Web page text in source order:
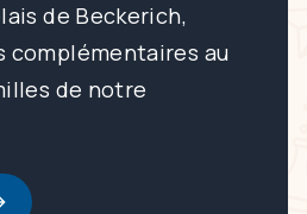
de Beckerich,
complémentaires au
de notre